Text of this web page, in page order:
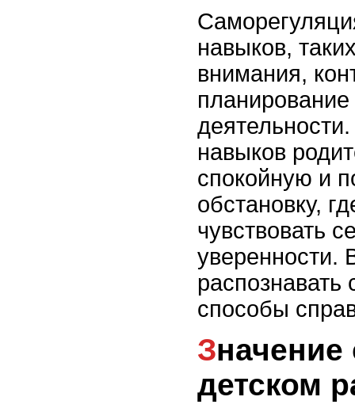
навыков,
внимания,
навыков
спокойную и
обстановку,
чувствовать
уверенности.
распознавать
способы
Значение саморегуляции в
детском